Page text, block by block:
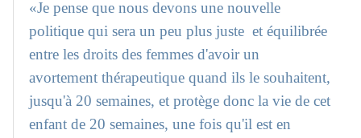
«Je pense que nous devons une nouvelle
politique qui sera un peu plus juste et équilibrée
entre les droits des femmes d'avoir un
avortement thérapeutique quand ils le souhaitent,
jusqu'à 20 semaines, et protège donc la vie de cet
enfant de 20 semaines, une fois qu'il est en